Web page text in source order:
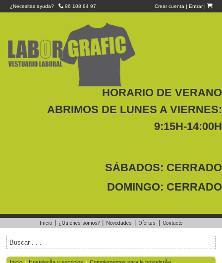
¿Necesitas ayuda? 96 108 84 97 Crear cuenta | Entrar|
HORARIO DE VERANO
ABRIMOS DE LUNES A VIERNES:
9:15H-14:00H
SÁBADOS: CERRADO
DOMINGO: CERRADO
Inicio ¿Quiénes somos? Novedades Ofertas Contacto